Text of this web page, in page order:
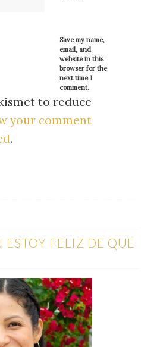
Save my name,
email, and
website in this
browser for the
next time I
comment.
to reduce
your comment
.
FELIZ DE QUE